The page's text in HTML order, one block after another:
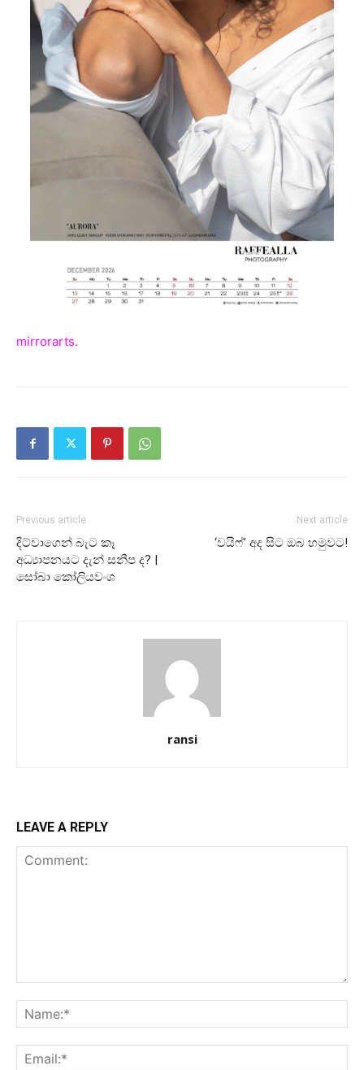
mirrorarts.
Previous article
දිට්වාගෙන් බැට කෑ
අධ්‍යාපනයට දැන් සනීප ද? |
සෝබා කෝලියවංශ
Next article
‘වයිෆ්’ අද සිට ඔබ හමුවට!
ransi
LEAVE A REPLY